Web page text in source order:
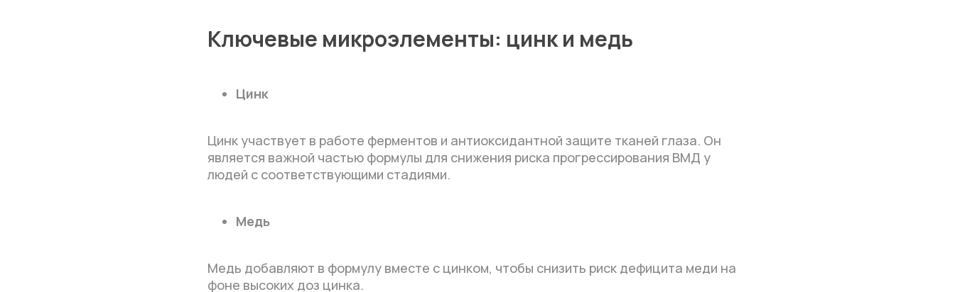
Ключевые микроэлементы: цинк и медь
Цинк
Цинк участвует в работе ферментов и антиоксидантной защите тканей глаза. Он
является важной частью формулы для снижения риска прогрессирования ВМД у
людей с соответствующими стадиями.
Медь
Медь добавляют в формулу вместе с цинком, чтобы снизить риск дефицита меди на
фоне высоких доз цинка.